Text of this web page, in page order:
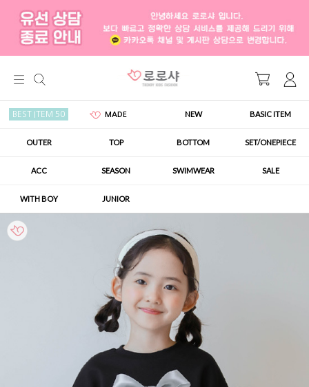
BEST ITEM 50 MADE NEW BASIC ITEM
OUTER TOP BOTTOM SET/ONEPIECE
ACC SEASON SWIMWEAR SALE
WITH BOY JUNIOR